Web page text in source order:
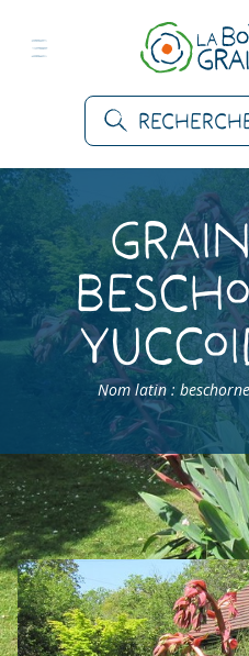
Nom latin :
Accueil > Produits >
Beschorneria yuccoides Bio